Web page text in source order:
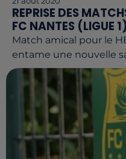
REPRISE DES
FC NANTES (LIGUE
Match amical pour le
entame une nouvelle